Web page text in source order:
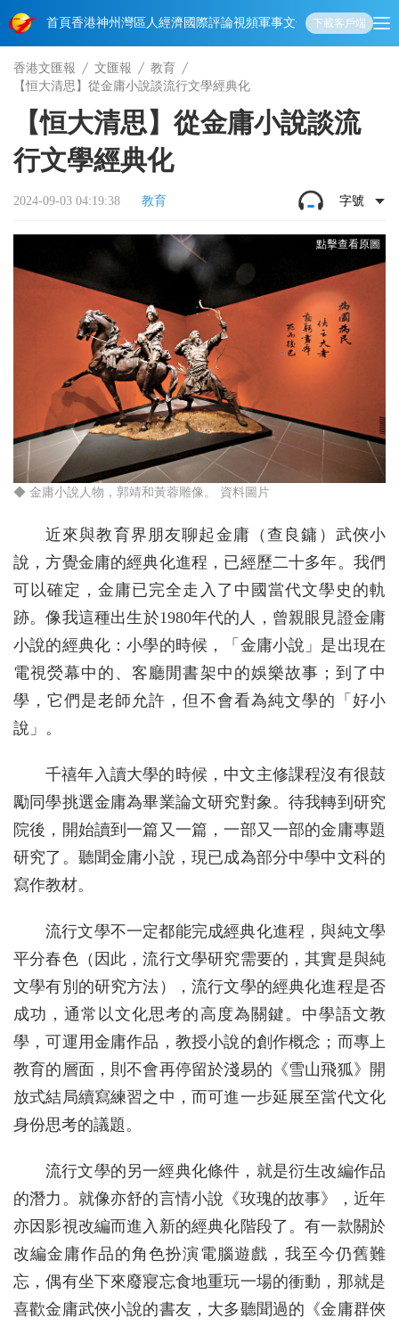
首頁香港神州 灣區人經濟國際評論視頻軍事文化 娛樂生活教育體
下載客戶端
香港文匯報 文匯報
教育
【恒大清思】從金庸小說談流行文學經典化
【恒大清思】從金庸小說談流
行文學經典化
2024-09-03 04:19:38 教育 字號
◆ 金庸小說人物，郭靖和黃蓉雕像。 資料圖片
近來與教育界朋友聊起金庸（查良鏞）武俠小
說，方覺金庸的經典化進程，已經歷二十多年。我們
可以確定，金庸已完全走入了中國當代文學史的軌
跡。像我這種出生於1980年代的人，曾親眼見證金庸
小說的經典化：小學的時候，「金庸小說」是出現在
電視熒幕中的、客廳閒書架中的娛樂故事；到了中
學，它們是老師允許，但不會看為純文學的「好小
說」。
千禧年入讀大學的時候，中文主修課程沒有很鼓
勵同學挑選金庸為畢業論文研究對象。待我轉到研究
院後，開始讀到一篇又一篇，一部又一部的金庸專題
研究了。聽聞金庸小說，現已成為部分中學中文科的
寫作教材。
流行文學不一定都能完成經典化進程，與純文學
平分春色（因此，流行文學研究需要的，其實是與純
文學有別的研究方法），流行文學的經典化進程是否
成功，通常以文化思考的高度為關鍵。中學語文教
學，可運用金庸作品，教授小說的創作概念；而專上
教育的層面，則不會再停留於淺易的《雪山飛狐》開
放式結局續寫練習之中，而可進一步延展至當代文化
身份思考的議題。
流行文學的另一經典化條件，就是衍生改編作品
的潛力。就像亦舒的言情小說《玫瑰的故事》，近年
亦因影視改編而進入新的經典化階段了。有一款關於
改編金庸作品的角色扮演電腦遊戲，我至今仍舊難
忘，偶有坐下來廢寢忘食地重玩一場的衝動，那就是
喜歡金庸武俠小說的書友，大多聽聞過的《金庸群俠